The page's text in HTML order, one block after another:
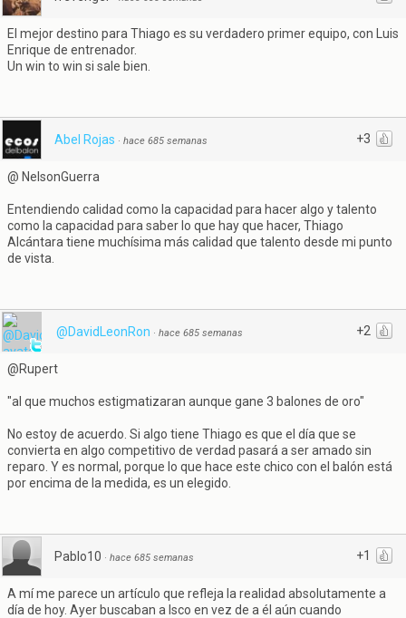
El mejor destino para Thiago es su verdadero primer equipo, con Luis
Enrique de entrenador.
Un win to win si sale bien.
+3
Abel Rojas · hace 685 semanas
@ NelsonGuerra
Entendiendo calidad como la capacidad para hacer algo y talento
como la capacidad para saber lo que hay que hacer, Thiago
Alcántara tiene muchísima más calidad que talento desde mi punto
de vista.
+2
@DavidLeonRon · hace 685 semanas
@Rupert
"al que muchos estigmatizaran aunque gane 3 balones de oro"
No estoy de acuerdo. Si algo tiene Thiago es que el día que se
convierta en algo competitivo de verdad pasará a ser amado sin
reparo. Y es normal, porque lo que hace este chico con el balón está
por encima de la medida, es un elegido.
+1
Pablo10 · hace 685 semanas
A mí me parece un artículo que refleja la realidad absolutamente a
día de hoy. Ayer buscaban a Isco en vez de a él aún cuando